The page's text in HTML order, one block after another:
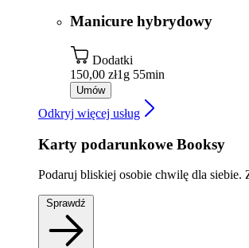
Manicure hybrydowy
Dodatki
150,00 zł1g 55min
Umów
Odkryj więcej usług
Karty podarunkowe Booksy
Podaruj bliskiej osobie chwilę dla siebie.